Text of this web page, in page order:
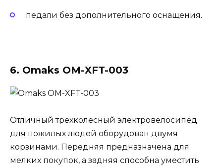
педали без дополнительного оснащения.
6. Omaks OM-XFT-003
Отличный трехколесный электровелосипед
для пожилых людей оборудован двумя
корзинами. Передняя предназначена для
мелких покупок, а задняя способна уместить